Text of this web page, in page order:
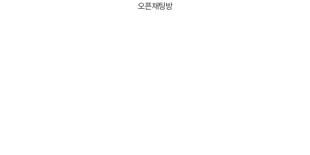
오픈채팅방